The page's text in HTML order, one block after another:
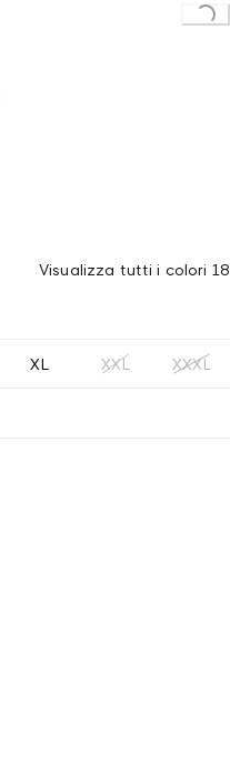
Visualizza tutti i colori 18
XL XXL XXXL